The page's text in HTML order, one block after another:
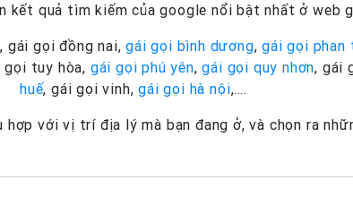
kết quả tìm kiếm của google nổi bật nhất ở web
, gái gọi đồng nai,gái gọi bình dương,gái gọi phan
gọi tuy hòa, gái gọi phú yên,gái gọi quy nhơn, gái
huế, gái gọi vinh,gái gọi hà nội,….
với vị trí địa lý mà bạn đang ở, và chọn ra